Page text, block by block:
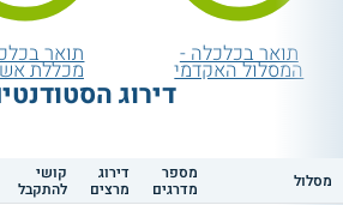
תואר בכלכלה -
המסלול האקדמי
תואר
מכללת
דירוג
מסלול מספר
מדרגים
דירוג
מרצים
קושי
להתקבל